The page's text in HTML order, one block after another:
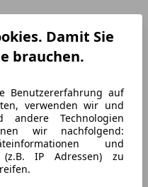
Damit Sie
brauchen.
Benutzererfahrung auf
verwenden wir und
andere Technologien
wir nachfolgend:
und
(z.B. IP Adressen) zu